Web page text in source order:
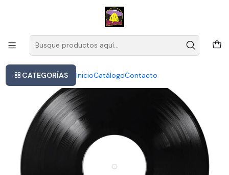
CATEGORÍAS InicioCatálogoContacto
Este es el texto del slide